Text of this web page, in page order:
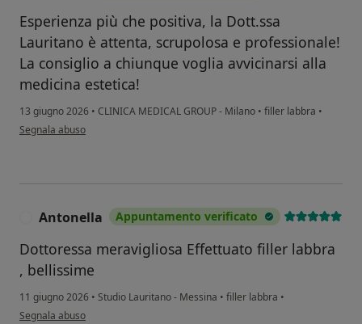
Esperienza più che positiva, la Dott.ssa
Lauritano è attenta, scrupolosa e professionale!
La consiglio a chiunque voglia avvicinarsi alla
medicina estetica!
13 giugno 2026 • CLINICA MEDICAL GROUP - Milano • filler labbra •
secondo l'opinione dell'utente Valeria
Segnala abuso
Antonella Appuntamento verificato
Dottoressa meravigliosa Effettuato filler labbra
, bellissime
11 giugno 2026 • Studio Lauritano - Messina • filler labbra •
secondo l'opinione dell'utente Antonella
Segnala abuso